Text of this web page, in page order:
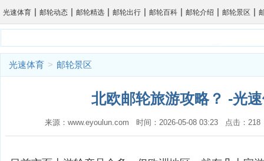
光速体育 | 邮轮动态 | 邮轮精选 | 邮轮出行 | 邮轮百科 | 邮轮介绍 | 邮轮景区 |
光速体育 > 邮轮景区
北欧邮轮旅游攻略？ -光
来源：www.eyoulun.com 时间：2026-05-08 03:23 点击：